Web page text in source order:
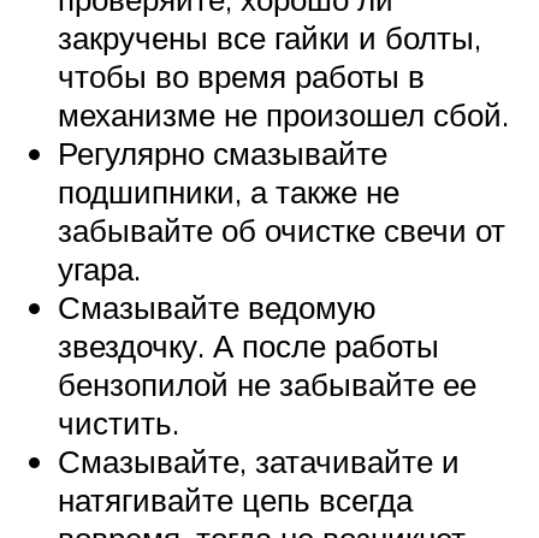
закручены все гайки и болты,
чтобы во время работы в
механизме не произошел сбой.
Регулярно смазывайте
подшипники, а также не
забывайте об очистке свечи от
угара.
Смазывайте ведомую
звездочку. А после работы
бензопилой не забывайте ее
чистить.
Смазывайте, затачивайте и
натягивайте цепь всегда